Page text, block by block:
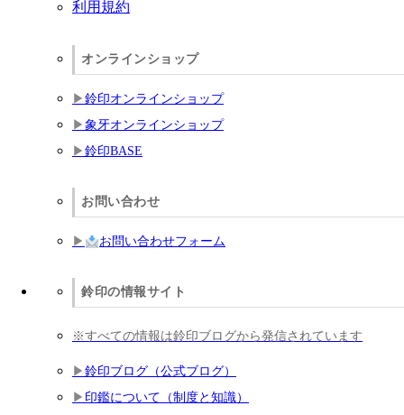
利用規約
オンラインショップ
鈴印オンラインショップ
象牙オンラインショップ
鈴印BASE
お問い合わせ
お問い合わせフォーム
鈴印の情報サイト
※すべての情報は鈴印ブログから発信されています
鈴印ブログ（公式ブログ）
印鑑について（制度と知識）